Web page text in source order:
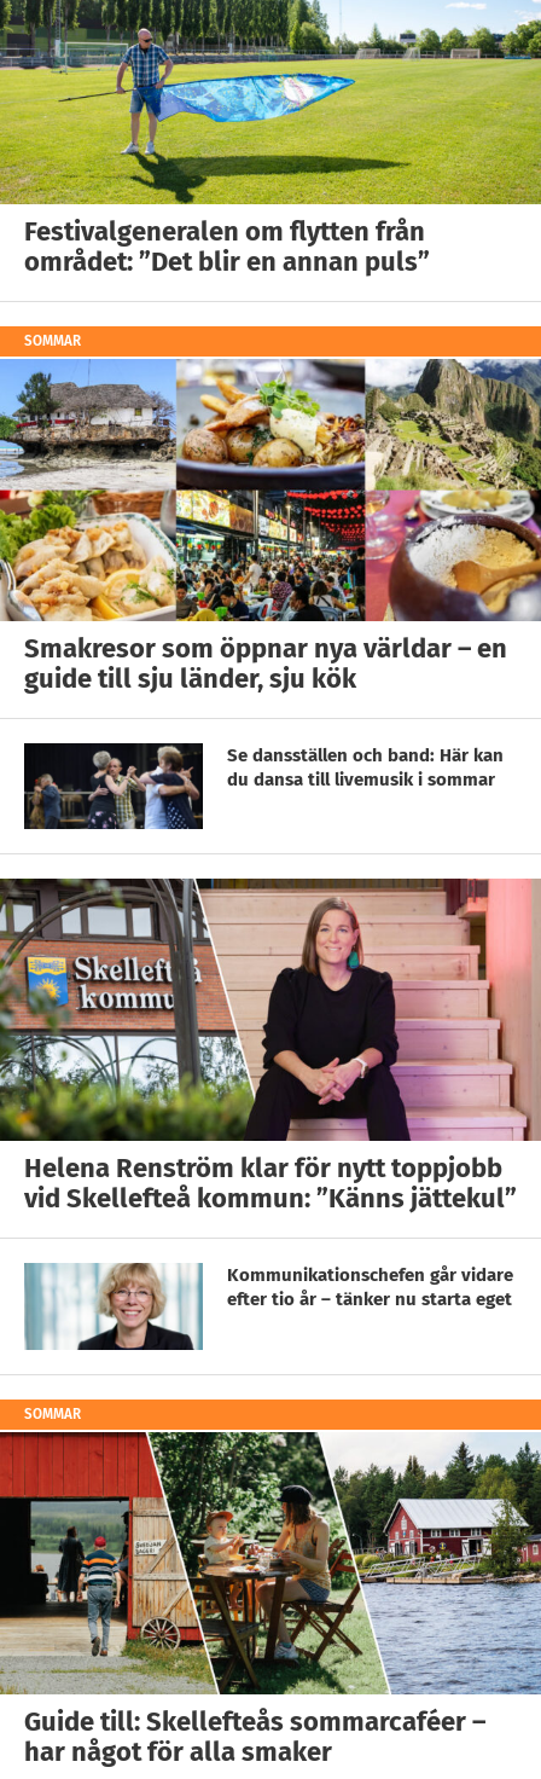
Festivalgeneralen om flytten från
området: ”Det blir en annan puls”
SOMMAR
Smakresor som öppnar nya världar – en
guide till sju länder, sju kök
Se dansställen och band: Här kan
du dansa till livemusik i sommar
Helena Renström klar för nytt toppjobb
vid Skellefteå kommun: ”Känns jättekul”
Kommunikationschefen går vidare
efter tio år – tänker nu starta eget
SOMMAR
Guide till: Skellefteås sommarcaféer –
har något för alla smaker